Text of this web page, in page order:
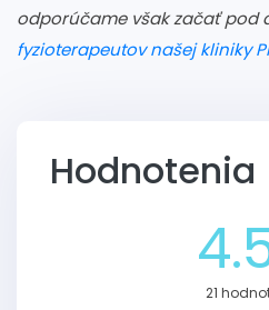
odporúčame však začať pod
fyzioterapeutov našej kliniky
Hodnotenia
21